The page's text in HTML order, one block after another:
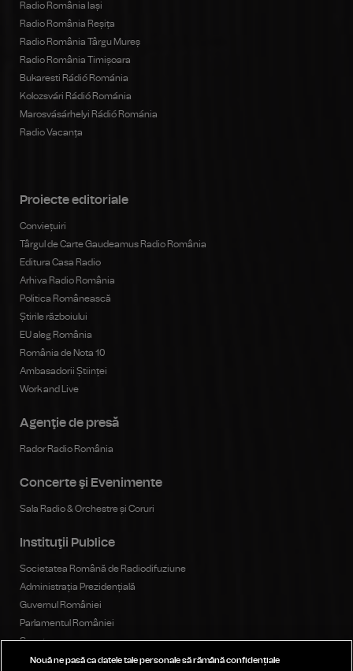
Radio România Iași
Radio România Reșița
Radio România Târgu Mureș
Radio România Timișoara
Bukaresti Rádió Románia
Kolozsvári Rádió Románia
Marosvásárhelyi Rádió Románia
Radio Vacanța
Proiecte editoriale
Conviețuiri
Târgul de Carte Gaudeamus Radio România
Editura Casa Radio
Arhiva Radio România
Politica Românească
Știrile războiului
EU aleg România
România de Nota 10
Ambasadorii Științei
Work and Live
Agenţie de presă
Rador Radio România
Concerte şi Evenimente
Sala Radio & Orchestre și Coruri
Instituţii Publice
Societatea Română de Radiodifuziune
Administrația Prezidențială
Guvernul României
Parlamentul României
Senat
Camera Deputaților
Nouă ne pasă ca datele tale personale să rămână confidențiale